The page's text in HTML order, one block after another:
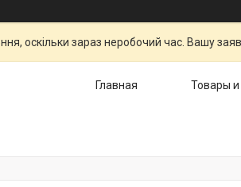
оскільки зараз неробочий час. Вашу
Главная Товары и